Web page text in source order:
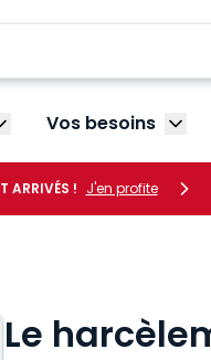
le sous-menu
Vos besoins
ARRIVÉS ! J'en profite
Le